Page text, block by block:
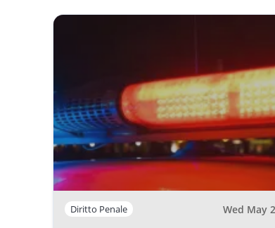
Diritto Penale Wed May